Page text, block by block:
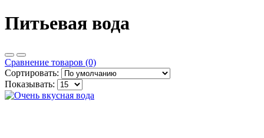
Питьевая вода
Сравнение товаров (0)
Сортировать:
Показывать: